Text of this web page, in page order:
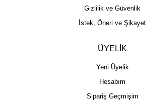
Gizlilik ve Güvenlik
İstek, Öneri ve Şikayet
ÜYELİK
Yeni Üyelik
Hesabım
Sipariş Geçmişim